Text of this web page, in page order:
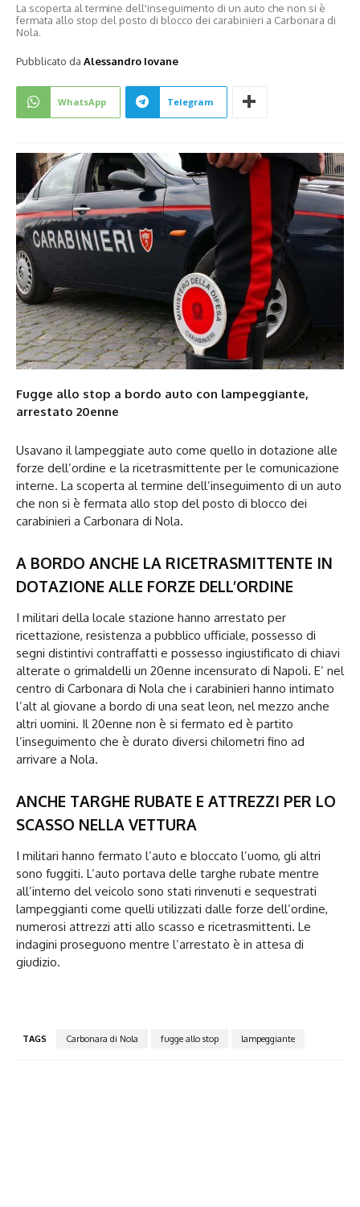
La scoperta al termine dell'inseguimento di un auto che non si è
fermata allo stop del posto di blocco dei carabinieri a Carbonara di
Nola.
Pubblicato da Alessandro Iovane
WhatsApp Telegram
Fugge allo stop a bordo auto con lampeggiante,
arrestato 20enne
Usavano il lampeggiate auto come quello in dotazione alle
forze dell’ordine e la ricetrasmittente per le comunicazione
interne. La scoperta al termine dell’inseguimento di un auto
che non si è fermata allo stop del posto di blocco dei
carabinieri a Carbonara di Nola.
A BORDO ANCHE LA RICETRASMITTENTE IN
DOTAZIONE ALLE FORZE DELL’ORDINE
I militari della locale stazione hanno arrestato per
ricettazione, resistenza a pubblico ufficiale, possesso di
segni distintivi contraffatti e possesso ingiustificato di chiavi
alterate o grimaldelli un 20enne incensurato di Napoli. E’ nel
centro di Carbonara di Nola che i carabinieri hanno intimato
l’alt al giovane a bordo di una seat leon, nel mezzo anche
altri uomini. Il 20enne non è si fermato ed è partito
l’inseguimento che è durato diversi chilometri fino ad
arrivare a Nola.
ANCHE TARGHE RUBATE E ATTREZZI PER LO
SCASSO NELLA VETTURA
I militari hanno fermato l’auto e bloccato l’uomo, gli altri
sono fuggiti. L’auto portava delle targhe rubate mentre
all’interno del veicolo sono stati rinvenuti e sequestrati
lampeggianti come quelli utilizzati dalle forze dell’ordine,
numerosi attrezzi atti allo scasso e ricetrasmittenti. Le
indagini proseguono mentre l’arrestato è in attesa di
giudizio.
TAGS Carbonara di Nola fugge allo stop lampeggiante